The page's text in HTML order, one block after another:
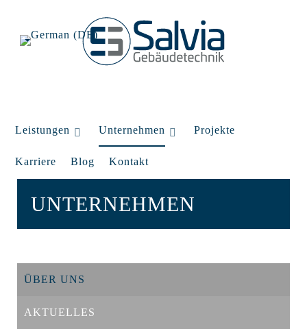
Leistungen Unternehmen Projekte
Karriere Blog Kontakt
UNTERNEHMEN
ÜBER UNS
AKTUELLES